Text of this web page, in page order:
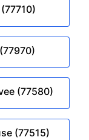
(77580)
(77515)